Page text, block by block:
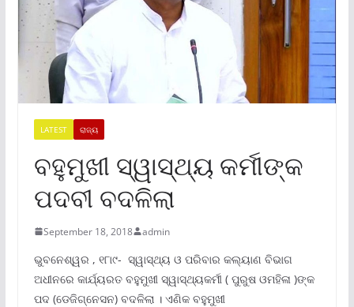
LATEST ରାଜ୍ୟ
ବହୁମୁଖୀ ସ୍ୱାସ୍ଥ୍ୟ କର୍ମୀଙ୍କ
ପଦବୀ ବଦଳିଲା
September 18, 2018 admin
ଭୁବନେଶ୍ୱର , ୧୮ା୯- ସ୍ୱାସ୍ଥ୍ୟ ଓ ପରିବାର କଲ୍ୟାଣ ବିଭାଗ
ଅଧୀନରେ କାର୍ଯ୍ୟରତ ବହୁମୁଖୀ ସ୍ୱାସ୍ଥ୍ୟକର୍ମୀ ( ପୁରୁଷ ଓମହିଳା )ଙ୍କ
ପଦ (ଡେଜିଗ୍ନେସନ) ବଦଳିଲା । ଏଣିକ ବହୁମୁଖୀ